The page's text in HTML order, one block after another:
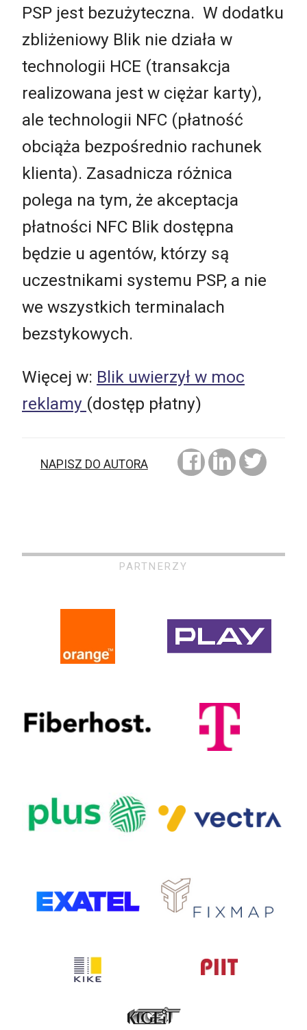
PSP jest bezużyteczna. W dodatku
zbliżeniowy Blik nie działa w
technologii HCE (transakcja
realizowana jest w ciężar karty),
ale technologii NFC (płatność
obciąża bezpośrednio rachunek
klienta). Zasadnicza różnica
polega na tym, że akceptacja
płatności NFC Blik dostępna
będzie u agentów, którzy są
uczestnikami systemu PSP, a nie
we wszystkich terminalach
bezstykowych.
Więcej w: Blik uwierzył w moc
reklamy (dostęp płatny)
NAPISZ DO AUTORA
PARTNERZY